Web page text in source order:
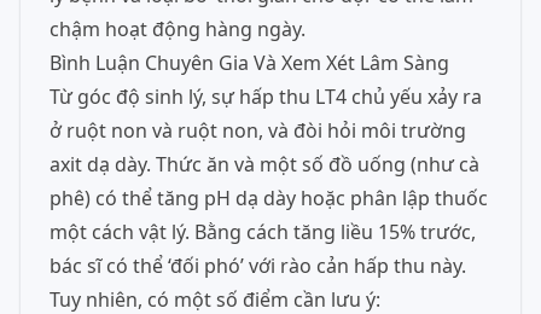
chậm hoạt động hàng ngày.
Bình Luận Chuyên Gia Và Xem Xét Lâm Sàng
Từ góc độ sinh lý, sự hấp thu LT4 chủ yếu xảy ra
ở ruột non và ruột non, và đòi hỏi môi trường
axit dạ dày. Thức ăn và một số đồ uống (như cà
phê) có thể tăng pH dạ dày hoặc phân lập thuốc
một cách vật lý. Bằng cách tăng liều 15% trước,
bác sĩ có thể ‘đối phó’ với rào cản hấp thu này.
Tuy nhiên, có một số điểm cần lưu ý: